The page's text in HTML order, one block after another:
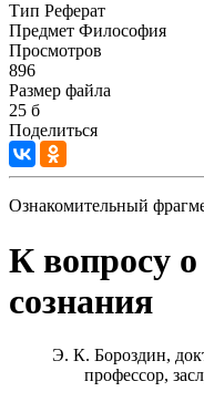
Тип Реферат
Предмет Философия
Просмотров
896
Размер файла
25 б
Поделиться
Ознакомительный
К вопросу
сознания
Э. К. Бороздин,
профессор,